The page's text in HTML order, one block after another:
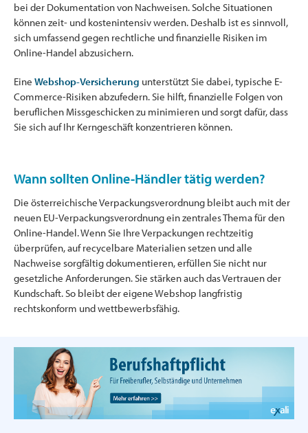
bei der Dokumentation von Nachweisen. Solche Situationen
können zeit- und kostenintensiv werden. Deshalb ist es sinnvoll,
sich umfassend gegen rechtliche und finanzielle Risiken im
Online-Handel abzusichern.
Eine Webshop-Versicherung unterstützt Sie dabei, typische E-
Commerce-Risiken abzufedern. Sie hilft, finanzielle Folgen von
beruflichen Missgeschicken zu minimieren und sorgt dafür, dass
Sie sich auf Ihr Kerngeschäft konzentrieren können.
Wann sollten Online-Händler tätig werden?
Die österreichische Verpackungsverordnung bleibt auch mit der
neuen EU-Verpackungsverordnung ein zentrales Thema für den
Online-Handel. Wenn Sie Ihre Verpackungen rechtzeitig
überprüfen, auf recycelbare Materialien setzen und alle
Nachweise sorgfältig dokumentieren, erfüllen Sie nicht nur
gesetzliche Anforderungen. Sie stärken auch das Vertrauen der
Kundschaft. So bleibt der eigene Webshop langfristig
rechtskonform und wettbewerbsfähig.